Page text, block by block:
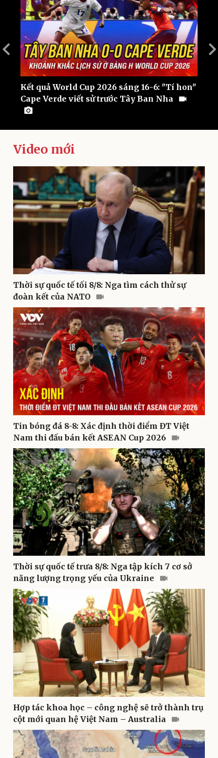
Thế giới
Quan sát
Cuộc sống đó đây
Hồ sơ
Multimedia
Video
E-Magazine
Infographic
Kinh tế
Bất động sản
Thị trường
Giá vàng
Tiêu dùng
Tỷ giá
Chứng khoán
Giá cà phê
Pháp luật
Vụ án
Tin nóng
Tư vấn luật
Quân sự - Quốc phòng
Vũ khí
Việt Nam
Phân tích
Thể thao
Bóng đá
Lịch thi đấu bóng đá
Thế giới thể thao
eSports
Hậu trường
Ô tô - Xe máy
Ô tô
Xe máy
Tư vấn
Kết quả World Cup 2026 sáng 16-6: "Tí hon"
Cape Verde viết sử trước Tây Ban Nha
Video mới
Thời sự quốc tế tối 8/8: Nga tìm cách thử sự
đoàn kết của NATO
Tin bóng đá 8-8: Xác định thời điểm ĐT Việt
Nam thi đấu bán kết ASEAN Cup 2026
Thời sự quốc tế trưa 8/8: Nga tập kích 7 cơ sở
năng lượng trọng yếu của Ukraine
Hợp tác khoa học – công nghệ sẽ trở thành trụ
cột mới quan hệ Việt Nam – Australia